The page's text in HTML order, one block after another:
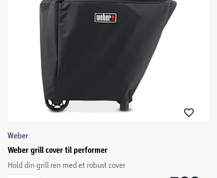
Weber
Weber grill cover til performer
Hold din grill ren med et robust cover